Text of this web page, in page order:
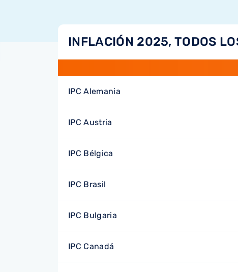
INFLACIÓN 2025, TODOS
IPC Alemania
IPC Austria
IPC Bélgica
IPC Brasil
IPC Bulgaria
IPC Canadá